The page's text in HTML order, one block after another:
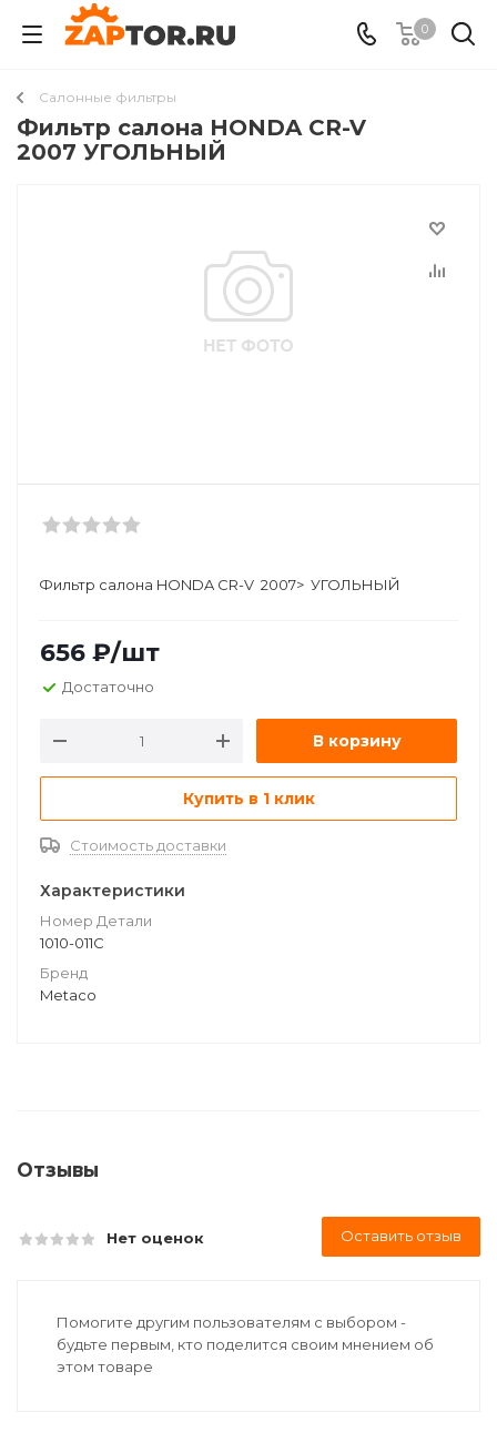
0
Салонные фильтры
Фильтр салона HONDA CR-V
2007 УГОЛЬНЫЙ
Фильтр салона HONDA CR-V 2007> УГОЛЬНЫЙ
656 ₽/шт
Достаточно
В корзину
Купить в 1 клик
Стоимость доставки
Характеристики
Номер Детали
1010-011C
Бренд
Metaco
Отзывы
Нет оценок Оставить отзыв
Помогите другим пользователям с выбором -
будьте первым, кто поделится своим мнением об
этом товаре